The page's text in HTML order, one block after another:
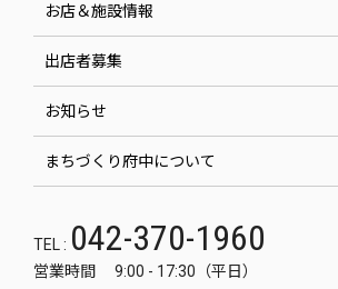
お店＆施設情報
出店者募集
お知らせ
まちづくり府中について
TEL : 042-370-1960
営業時間 9:00 - 17:30（平日）